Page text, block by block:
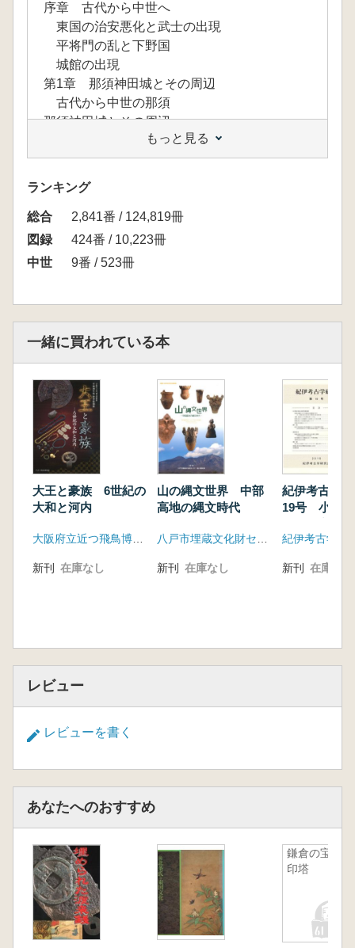
序章 古代から中世へ
東国の治安悪化と武士の出現
平将門の乱と下野国
城館の出現
第1章 那須神田城とその周辺
古代から中世の那須
那須神田城とその周辺
第2章 下野の武士とその関連遺跡
中世のくらし
終章 新しい時代へ
附編
橋口定志(としま遺蹟調査会理事)「中世前期の
武士の屋敷地と那須神田城 神田城築城の背景
もっと見る
ランキング
総合
2,841番 / 124,819冊
図録
424番 / 10,223冊
中世
9番 / 523冊
一緒に買われている本
大王と豪族 6世紀の
大和と河内
大阪府立近つ飛鳥博物館
新刊 在庫なし
山の縄文世界 中部
高地の縄文時代
八戸市埋蔵文化財センター是川縄文館
新刊 在庫なし
紀伊考古学
19号 小特
紀伊考古学研
新刊 在庫なし
レビュー
レビューを書く
あなたへのおすすめ
鎌倉の宝篋
印塔